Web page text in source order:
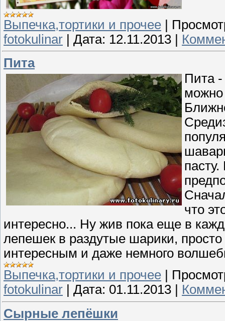
Выпечка,тортики и прочее |
fotokulinar | Дата: 12.11.2013 |
Пита
Пита -
можно
что
интересно... Ну жив пока еще в
лепешек в раздутые шарики,
интересным и даже немного
Выпечка,тортики и прочее
fotokulinar
Дата: 01.11.2013
Сырные лепёшки